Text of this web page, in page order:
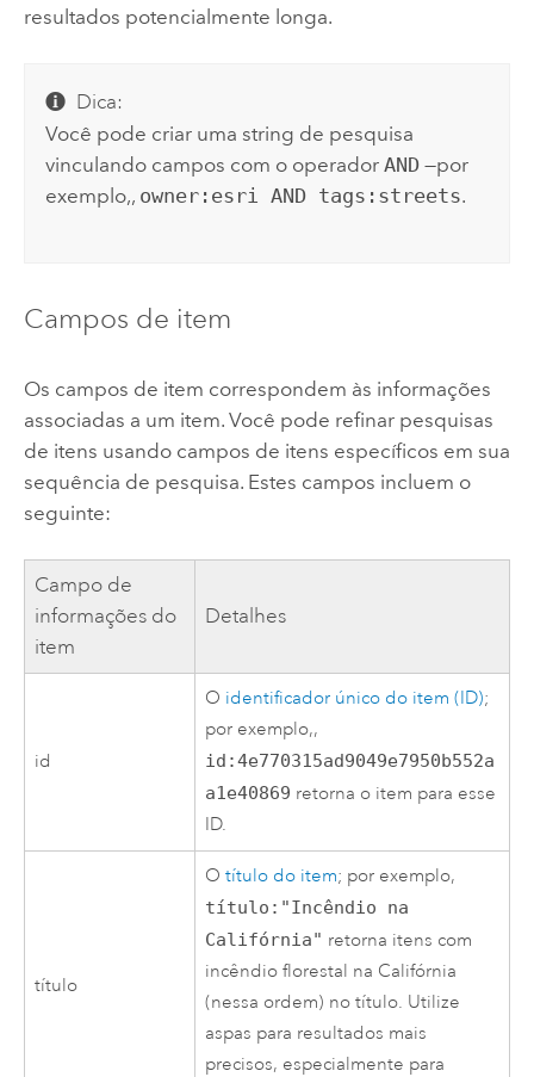
resultados potencialmente longa.
Dica:
Você pode criar uma string de pesquisa
vinculando campos com o operadorAND —por
exemplo,, owner:esri AND tags:streets.
Campos de item
Os campos de item correspondem às informações
associadas a um item. Você pode refinar pesquisas
de itens usando campos de itens específicos em sua
sequência de pesquisa. Estes campos incluem o
seguinte:
Campo de
informações do
item
Detalhes
id
O identificador único do item (ID);
por exemplo,,
id:4e770315ad9049e7950b552a
a1e40869 retorna o item para esse
ID.
título
Otítulo do item; por exemplo,
título:"Incêndio na
Califórnia" retorna itens com
incêndio florestal na Califórnia
(nessa ordem) no título. Utilize
aspas para resultados mais
precisos, especialmente para